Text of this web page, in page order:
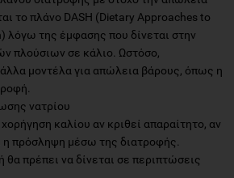
το πλάνο DASH (Dietary Approaches to
λόγω της έμφασης που δίνεται στην
πλούσιων σε κάλιο. Ωστόσο,
άλλα μοντέλα για απώλεια βάρους, όπως η
νατρίου
καλίου αν κριθεί απαραίτητο, αν
η πρόσληψη μέσω της διατροφής.
θα πρέπει να δίνεται σε περιπτώσεις